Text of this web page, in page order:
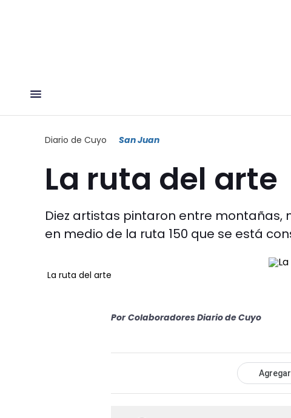
Diario de Cuyo San Juan
La ruta del arte
Diez artistas pintaron entre
en medio de la ruta 150 que se está
La ruta del arte
Por Colaboradores Diario de Cuyo